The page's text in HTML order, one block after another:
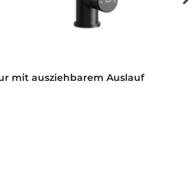
mit ausziehbarem Auslauf